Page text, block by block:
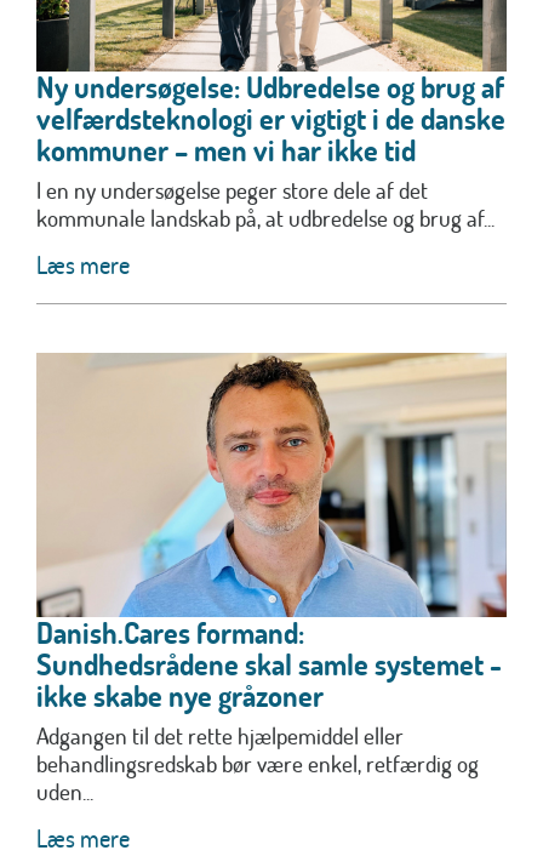
Ny undersøgelse: Udbredelse og brug af
velfærdsteknologi er vigtigt i de danske
kommuner – men vi har ikke tid
I en ny undersøgelse peger store dele af det
kommunale landskab på, at udbredelse og brug af...
Læs mere
Danish.Cares formand:
Sundhedsrådene skal samle systemet -
ikke skabe nye gråzoner
Adgangen til det rette hjælpemiddel eller
behandlingsredskab bør være enkel, retfærdig og
uden...
Læs mere